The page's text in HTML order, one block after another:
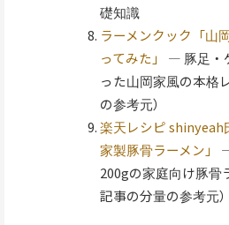
礎知識
ラーメンクック「山
ってみた」
— 豚足・
った山岡家風の本格
の参考元）
楽天レシピ shinyeah
家製豚骨ラーメン」
200gの家庭向け豚骨
記事の分量の参考元）